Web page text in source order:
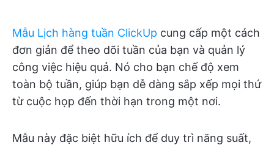
Mẫu Lịch hàng tuần ClickUp cung cấp một cách
đơn giản để theo dõi tuần của bạn và quản lý
công việc hiệu quả. Nó cho bạn chế độ xem
toàn bộ tuần, giúp bạn dễ dàng sắp xếp mọi thứ
từ cuộc họp đến thời hạn trong một nơi.
Mẫu này đặc biệt hữu ích để duy trì năng suất,